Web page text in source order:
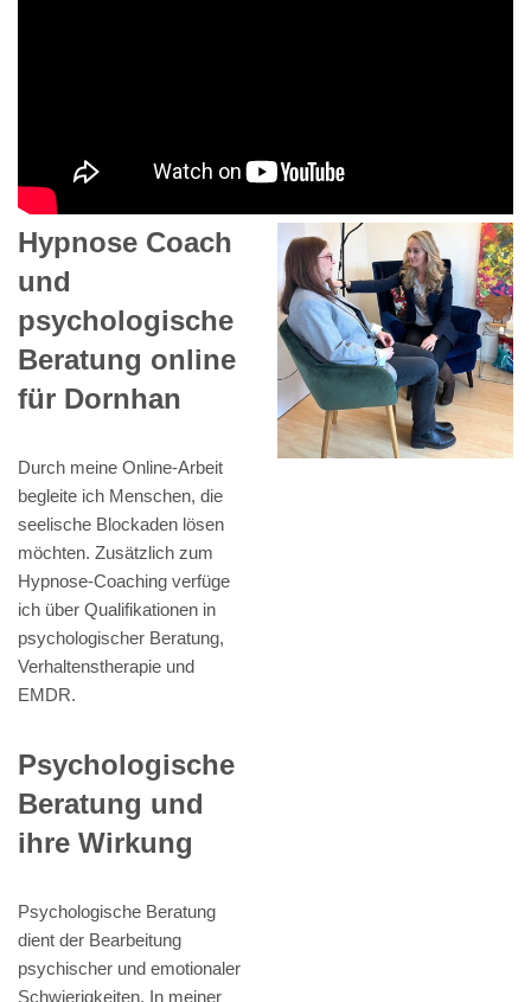
Hypnose Coach
und
psychologische
Beratung online
für Dornhan
Durch meine Online-Arbeit
begleite ich Menschen, die
seelische Blockaden lösen
möchten. Zusätzlich zum
Hypnose-Coaching verfüge
ich über Qualifikationen in
psychologischer Beratung,
Verhaltenstherapie und
EMDR.
Psychologische
Beratung und
ihre Wirkung
Psychologische Beratung
dient der Bearbeitung
psychischer und emotionaler
Schwierigkeiten. In meiner